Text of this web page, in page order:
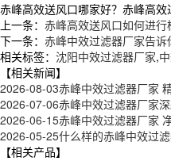
赤峰高效送风口哪家好？赤峰高
上一条： 赤峰高效送风口如何进行
下一条： 赤峰中效过滤器厂家告
相关标签： 沈阳中效过滤器厂家,
【相关新闻】
2026-08-03赤峰中效过滤器厂家
2026-07-06赤峰中效过滤器厂家
2026-06-15赤峰中效过滤器厂家
2026-05-25什么样的赤峰中效过
【相关产品】